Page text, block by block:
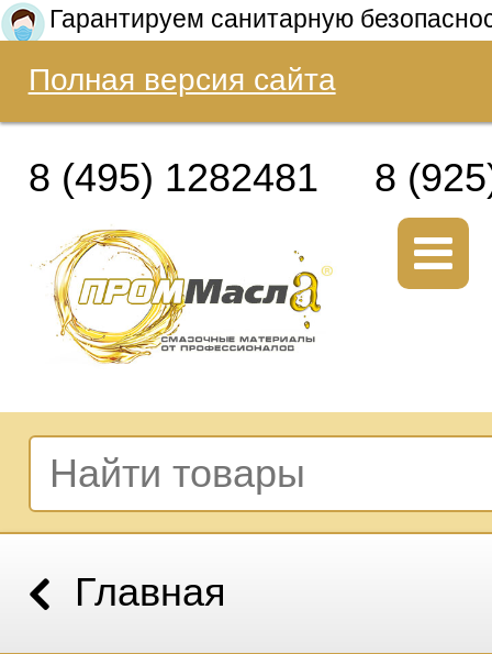
Гарантируем санитарную
Полная версия сайта
8 (495) 1282481 8
Главная